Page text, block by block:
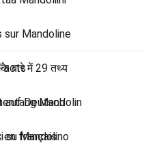
Mandoline
बारे में 29 तथ्य
Mandolin
Mandolino
Deutsch
français